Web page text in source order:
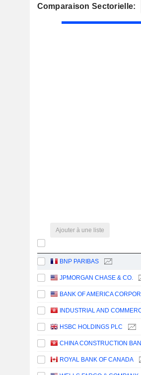
Comparaison Sectorielle:
Ajouter à une liste
BNP PARIBAS
JPMORGAN CHASE & CO.
HSBC HOLDINGS PLC
ROYAL BANK OF CANADA